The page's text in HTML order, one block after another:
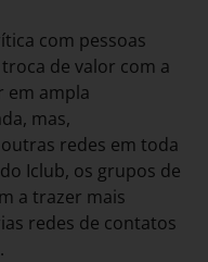
com pessoas
de valor com a
em ampla
mas,
redes em toda
Iclub, os grupos de
a trazer mais
redes de contatos